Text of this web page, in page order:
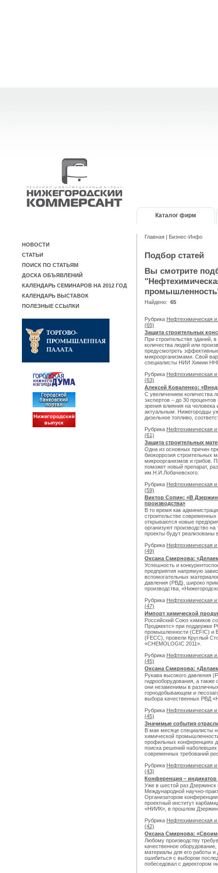
Каталог фирм
НОВОСТИ
СТАТЬИ
ПОИСК ПО СТАТЬЯМ
ДОСКА ОБЪЯВЛЕНИЙ
КАЛЕНДАРЬ СЕМИНАРОВ НА 2012 ГОД
КАЛЕНДАРЬ ВЫСТАВОК
ПОЛЕЗНЫЕ ССЫЛКИ
Главная | Бизнес-Инфо
Подбор статей
Вы смотрите
Найдено: 65
Рубрика Нефтехимическая
(65)
Защита строительных
При строительстве зданий,
количества людей или
предусмотреть
микроорганизмами. Свой
специалисты НИИ Химии
Рубрика Нефтехимическая
(63)
Алексей Коваленко:
С увеличением количества
экспертов – до 30
зрения влияния на
актуальным. Нижегородцы
дизельное топливо,
Рубрика Нефтехимическая
(61)
Защита строительных
Одна из основных причин
биокоррозия строительных
микроорганизмов и грибов.
поможет новый препарат,
им.Н.И.Лобачевского.
Рубрика Нефтехимическая
(59)
Виктор Сопин: «В
производства»
В то время как
строительстве современных
открываются новые
организуют производство
проекты будут
Рубрика Нефтехимическая
(49)
Оксана Смирнова: «Делаем
Успешность и
предприятия напрямую
вспомогательных
давления (РВД), широко
производства,
Рубрика Нефтехимическая
(47)
Импорт химической
Российский Союз химиков
Проджектс» при поддержке
промышленности (CEFIC) и
(FECC), провели Круглый
«CHEMOLOGIC 2011».
Рубрика Нефтехимическая
(45)
Оксана Смирнова: «Делаем
Рукава высокого давления
гидрооборудования, а также
они незаменимы в
горнодобывающем и
выбора качественных РВД
Рубрика Нефтехимическая
(45)
Значимые события
В мае месяце специалисты
химической
профильных конференциях
поиска решений наболевших
современных требований
Рубрика Нефтехимическая
(43)
Конференция – индикатор
Уже в шестой раз Дзержинск
Международной научно-
Организатором
проектный институт
«НИИК», в прошлом
Рубрика Нефтехимическая
(42)
Оксана Смирнова: «Своим
Любому производству
качественное
материалы для его работы
ошибиться с выбором
побеседовал с директором